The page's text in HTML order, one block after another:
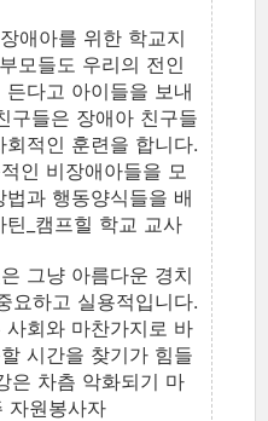
애아를 위한 학교지
모들도 우리의 전인
다고 아이들을 보내
구들은 장애아 친구들
적인 훈련을 합니다.
인 비장애아들을 모
과 행동양식들을 배
_캠프힐 학교 교사
그냥 아름다운 경치
요하고 실용적입니다.
회와 마찬가지로 바
시간을 찾기가 힘들
은 차츰 악화되기 마
자원봉사자